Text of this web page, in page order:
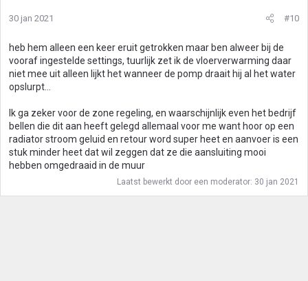
30 jan 2021 #10
heb hem alleen een keer eruit getrokken maar ben alweer bij de
vooraf ingestelde settings, tuurlijk zet ik de vloerverwarming daar
niet mee uit alleen lijkt het wanneer de pomp draait hij al het water
opslurpt...
Ik ga zeker voor de zone regeling, en waarschijnlijk even het bedrijf
bellen die dit aan heeft gelegd allemaal voor me want hoor op een
radiator stroom geluid en retour word super heet en aanvoer is een
stuk minder heet dat wil zeggen dat ze die aansluiting mooi
hebben omgedraaid in de muur
Laatst bewerkt door een moderator: 30 jan 2021